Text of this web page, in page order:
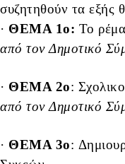
συζητηθούν τα εξής
· ΘΕΜΑ 1o: Το
από τον Δημοτικό
· ΘΕΜΑ 2o:
από τον Δημοτικό
· ΘΕΜΑ 3o: